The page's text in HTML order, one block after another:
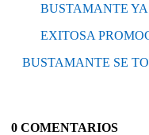
BUSTAMANTE
EXITOSA
BUSTAMANTE SE
0 COMENTARIOS